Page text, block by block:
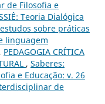
de Filosofia e
Teoria Dialógica
sobre práticas
linguagem
PEDAGOGIA CRÍTICA
, Saberes:
e Educação: v. 26
de